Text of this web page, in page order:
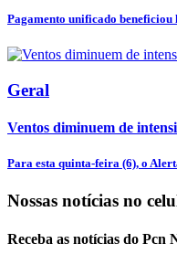
Pagamento unificado beneficiou
Geral
Ventos diminuem de
Para esta quinta-feira (6), o
Nossas notícias no
Receba as notícias do Pcn